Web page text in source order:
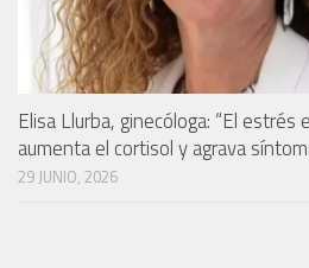
Elisa Llurba, ginecóloga: “El estrés
aumenta el cortisol y agrava
29 JUNIO, 2026